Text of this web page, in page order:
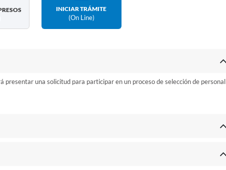
INICIAR TRÁMITE
(on Line)
presentar una solicitud para participar en un proceso de selección de personal